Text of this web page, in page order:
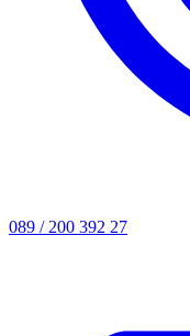
089 / 200 392 27